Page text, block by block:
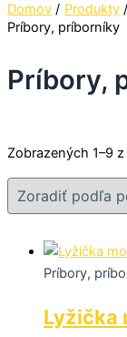
Domov Produkty
Príbory, príborníky
Príbory,
Zobrazených 1–9
Príbory,
Lyžička